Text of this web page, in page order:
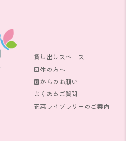
貸し出しスペース
団体の方へ
園からのお願い
よくあるご質問
花菜ライブラリーのご案内